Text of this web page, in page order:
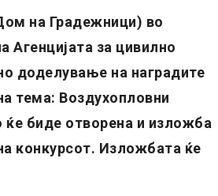
на Градежници) во
Агенцијата за цивилно
доделување на наградите
тема: Воздухопловни
ќе биде отворена и изложба
конкурсот. Изложбата ќе